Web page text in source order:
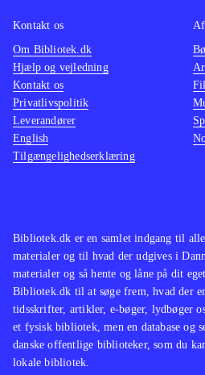
Bibliotek.dk er en samlet indgang til
materialer og til hvad der udgives i
materialer og så hente og låne på dit
Bibliotek.dk til at søge frem, hvad der
tidsskrifter, artikler, e-bøger, lydbøger
et fysisk bibliotek, men en database og
danske offentlige biblioteker, som du
lokale bibliotek.
Kontakt os
Om Bibliotek.dk
Hjælp og vejledning
Kontakt os
Privatlivspolitik
Leverandører
English
Tilgængelighedserklæring